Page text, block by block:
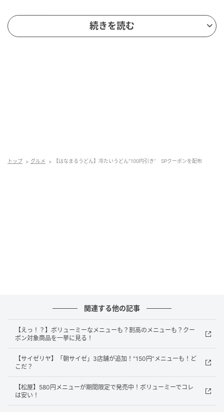
次の記事
「ダンベルか？」重さ1キロ超え！？セブンイ
続きを読む
トップ グルメ 【はなまるうどん】冷たいうどん“100円引き” SPクーポンを配布
関連する他の記事
【えっ！？】ボリューミーなメニューも？割高のメニューも？クー
ポン対象商品を一挙に見る！
【サイゼリヤ】「朝サイゼ」3店舗が追加！“150円”メニューも！ど
こだ？
【松屋】580円メニューが期間限定で発売中！ボリューミーでコレ
は安い！